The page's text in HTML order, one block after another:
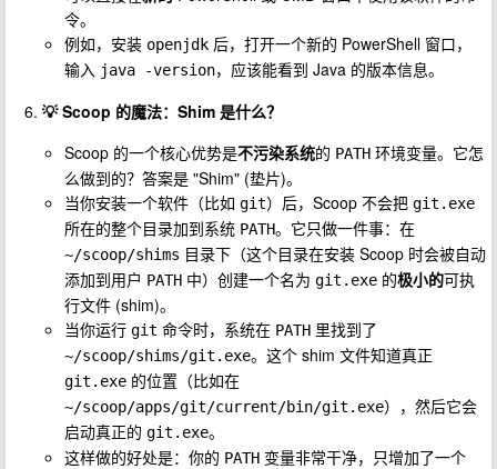
令。
例如，安装 openjdk 后，打开一个新的 PowerShell 窗口，
输入 java -version，应该能看到 Java 的版本信息。
💡 Scoop 的魔法：Shim 是什么？
Scoop 的一个核心优势是不污染系统的 PATH 环境变量。它怎
么做到的？答案是 "Shim" (垫片)。
当你安装一个软件（比如 git）后，Scoop 不会把 git.exe
所在的整个目录加到系统 PATH。它只做一件事：在
~/scoop/shims 目录下（这个目录在安装 Scoop 时会被自动
添加到用户 PATH 中）创建一个名为 git.exe 的极小的可执
行文件 (shim)。
当你运行 git 命令时，系统在 PATH 里找到了
~/scoop/shims/git.exe。这个 shim 文件知道真正
git.exe 的位置（比如在
~/scoop/apps/git/current/bin/git.exe），然后它会
启动真正的 git.exe。
这样做的好处是：你的 PATH 变量非常干净，只增加了一个